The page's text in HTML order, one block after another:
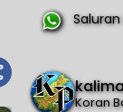
Koran